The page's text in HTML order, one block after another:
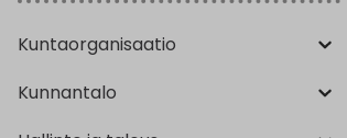
Kuntaorganisaatio
Kunnantalo